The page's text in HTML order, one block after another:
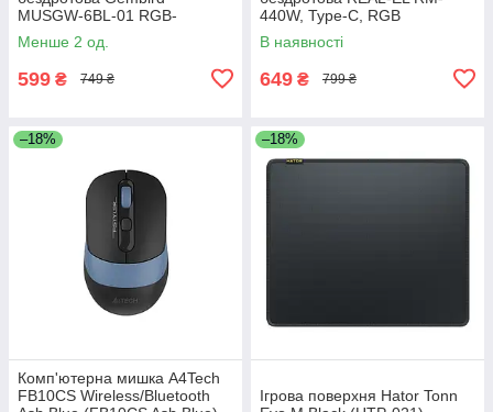
MUSGW-6BL-01 RGB-
підсвічування, 3200 dpi, USB,
400 мА·ч Black
Менше 2 од.
599 ₴ 749 ₴
440W, Type-C, RGB
підсвічування, оптична, 1600
dpi, 3 кнопки Black
В наявності
649 ₴ 799 ₴
–18%
Комп'ютерна мишка A4Tech
FB10CS Wireless/Bluetooth
–18%
Ігрова поверхня Hator Tonn